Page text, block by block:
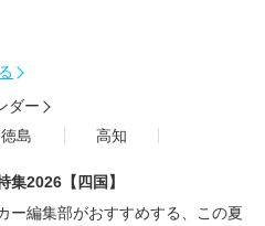
ダー
徳島 高知
集2026【四国】
ー編集部がおすすめする、この夏